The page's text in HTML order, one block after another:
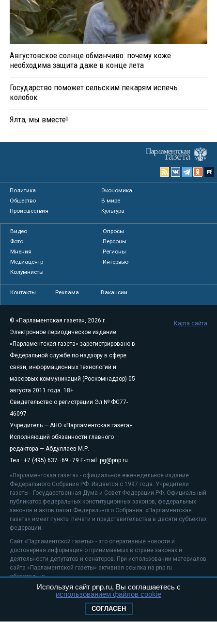
Августовское солнце обманчиво: почему коже
необходима защита даже в конце лета
Государство поможет сельским пекарям испечь
колобок
Ялта, мы вместе!
Политика
Экономика
Общество
В мире
Происшествия
Культура
Видео
Опросы
Фото
Персоны
Мнения
Регионы
Медиацентр
Интервью
Колумнисты
Контакты Реклама Вакансии
© «Парламентская газета», 2026 г.
Электронное периодическое издание
«Парламентская газета» зарегистрировано в
Федеральной службе по надзору в сфере
связи, информационных технологий и
массовых коммуникаций (Роскомнадзор) 05
августа 2011 года. 18+
Свидетельство о регистрации Эл № ФС77-
46097
Учредитель — АНО «Парламентская газета»
Исполняющий обязанности главного
редактора — Абдуллаев М.Р.
Тел.: +7 (495) 637–69–79 E-mail: pg@pnp.ru
«Парламентская газета» - официальное еженедельное издание
Федерального Собрания РФ. Издается с 1997 года. Учредители
газеты - Государственная Дума и Совет Федерации РФ. Официальный
публикатор федеральных конституционных законов, федеральных
законов и актов палат Федерального Собрания. «Парламентская
газета» имеет пункты печати и представительства в десяти субъектах
федерации.
Сайт «Парламентской газеты» - это оперативные новости и
достоверная информация о принимаемых в стране законах и
деятельности депутатов и сенаторов. При использовании материалов
сайта «Парламентской газеты» активная ссылка на pnp.ru
обязательна.
На информационном ресурсе применяютсярекомендательные
Положение о защите персональных данных
Карта сайта
Используя сайт pnp.ru, Вы соглашаетесь с
использованием файлов cookie
СОГЛАСЕН